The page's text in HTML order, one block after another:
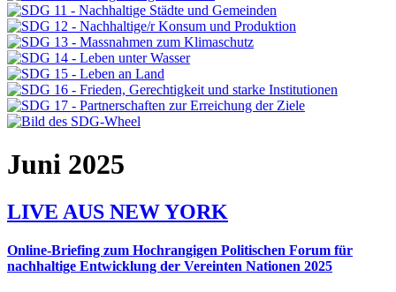
Juni 2025
LIVE AUS NEW YORK
Online-Briefing zum Hochrangigen Politischen Forum für
nachhaltige Entwicklung der Vereinten Nationen 2025